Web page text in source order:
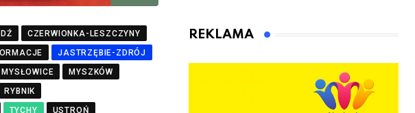
CZERWIONKA-LESZCZYNY
JASTRZĘBIE-ZDRÓJ
MYSŁOWICE
MYSZKÓW
RYBNIK
TYCHY
USTROŃ
animatora
REKLAMA